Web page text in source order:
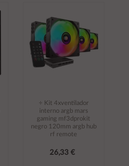
carrito
÷ Kit 4xventilador
interno argb mars
gaming mf3dprokit
negro 120mm argb hub
rf remote
26,33 €